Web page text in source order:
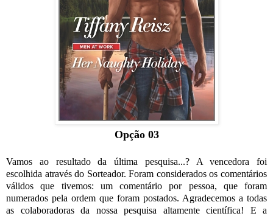
Opção 03
Vamos ao resultado da última pesquisa...? A vencedora foi
escolhida através do Sorteador. Foram considerados os comentários
válidos que tivemos: um comentário por pessoa, que foram
numerados pela ordem que foram postados. Agradecemos a todas
as colaboradoras da nossa pesquisa altamente científica! E a